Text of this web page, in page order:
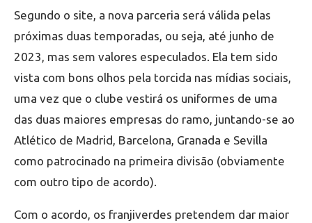
Segundo o site, a nova parceria será válida pelas
próximas duas temporadas, ou seja, até junho de
2023, mas sem valores especulados. Ela tem sido
vista com bons olhos pela torcida nas mídias sociais,
uma vez que o clube vestirá os uniformes de uma
das duas maiores empresas do ramo, juntando-se ao
Atlético de Madrid, Barcelona, Granada e Sevilla
como patrocinado na primeira divisão (obviamente
com outro tipo de acordo).
Com o acordo, os franjiverdes pretendem dar maior